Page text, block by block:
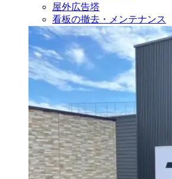
屋外広告塔
看板の撤去・メンテナンス